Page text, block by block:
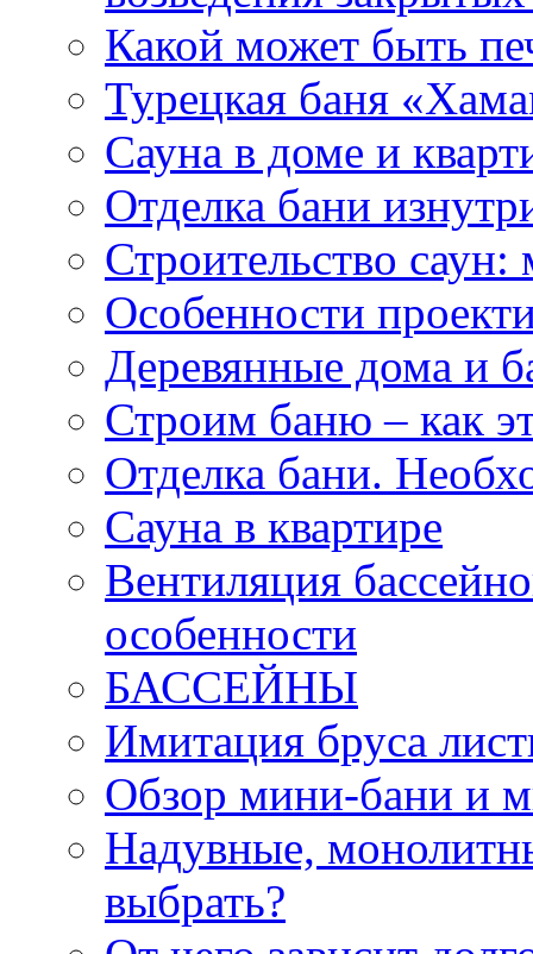
Какой может быть
Турецкая баня
Сауна в доме и
Отделка бани
Строительство
Особенности
Деревянные дома и
Строим баню – как
Отделка бани.
Сауна в квартире
Вентиляция
особенности
БАССЕЙНЫ
Имитация бруса
Обзор мини-бани и
Надувные,
выбрать?